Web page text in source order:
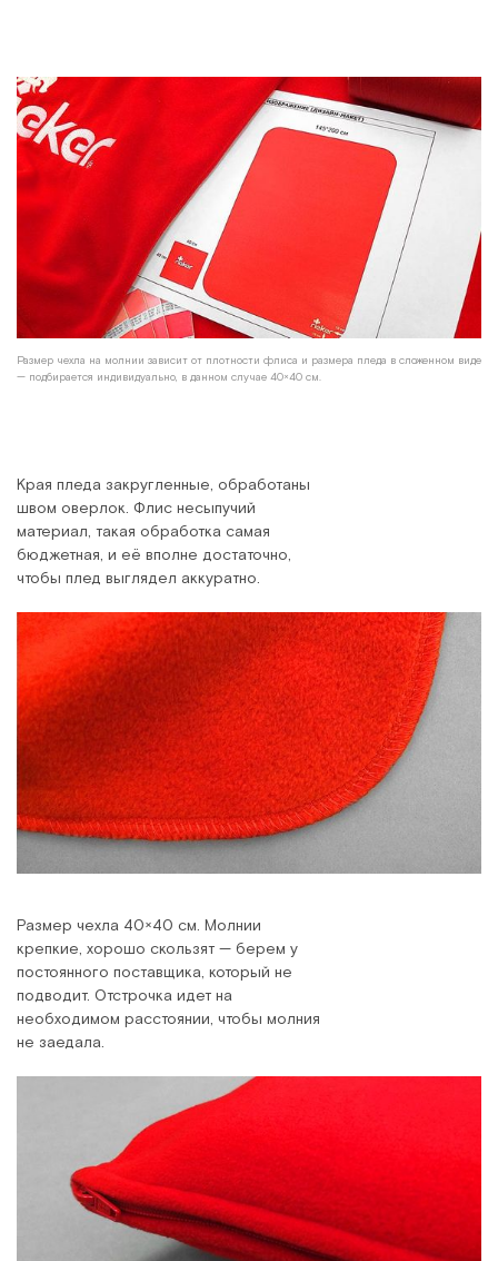
Размер чехла на молнии зависит от плотности флиса и размера пледа в сложенном виде
— подбирается индивидуально, в данном случае 40×40 см.
Края пледа закругленные, обработаны
швом оверлок. Флис несыпучий
материал, такая обработка самая
бюджетная, и её вполне достаточно,
чтобы плед выглядел аккуратно.
Размер чехла 40×40 см. Молнии
крепкие, хорошо скользят — берем у
постоянного поставщика, который не
подводит. Отстрочка идет на
необходимом расстоянии, чтобы молния
не заедала.